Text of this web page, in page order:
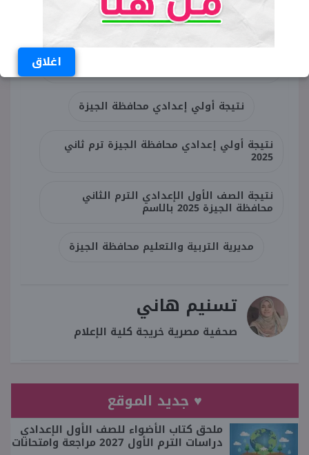
اغلاق
طرق الاستعلام عن نتيجة أولى إعدادي ترم
نتيجة الصف الأول الإعدادي محافظة الجيزة
نتيجة أولي إعدادي محافظة الجيزة
نتيجة أولي إعدادي محافظة الجيزة ترم ثاني
2025
نتيجة الصف الأول الإعدادي الترم الثاني
محافظة الجيزة 2025 بالاسم
مديرية التربية والتعليم محافظة الجيزة
تسنيم هاني
صحفية مصرية خريجة كلية الإعلام
♥ جديد الموقع
ملحق كتاب الأضواء للصف الأول الإعدادي
دراسات الترم الأول 2027 مراجعة وامتحانات